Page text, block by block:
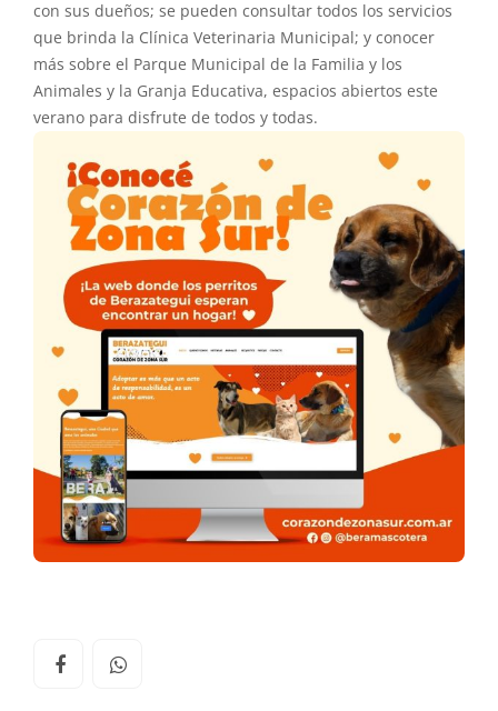
con sus dueños; se pueden consultar todos los servicios
que brinda la Clínica Veterinaria Municipal; y conocer
más sobre el Parque Municipal de la Familia y los
Animales y la Granja Educativa, espacios abiertos este
verano para disfrute de todos y todas.